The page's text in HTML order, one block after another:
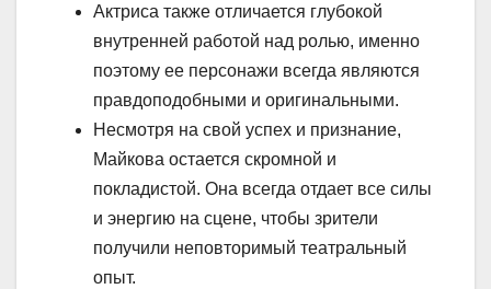
Актриса также отличается глубокой
внутренней работой над ролью, именно
поэтому ее персонажи всегда являются
правдоподобными и оригинальными.
Несмотря на свой успех и признание,
Майкова остается скромной и
покладистой. Она всегда отдает все силы
и энергию на сцене, чтобы зрители
получили неповторимый театральный
опыт.